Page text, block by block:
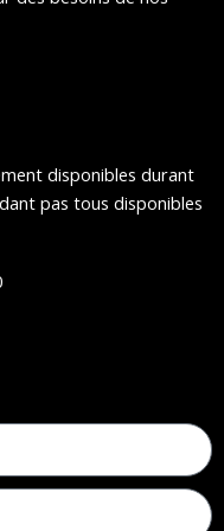
disponibles durant
pas tous disponibles